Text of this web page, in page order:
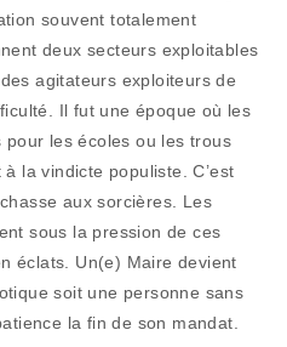
souvent totalement
deux secteurs exploitables
agitateurs exploiteurs de
Il fut une époque où les
pour les écoles ou les trous
la vindicte populiste. C’est
aux sorcières. Les
sous la pression de ces
éclats. Un(e) Maire devient
soit une personne sans
la fin de son mandat.